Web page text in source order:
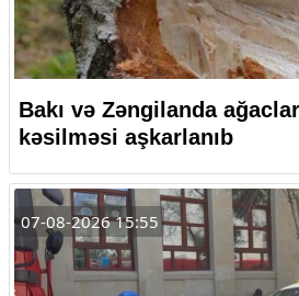
Bakı və Zəngilanda
kəsilməsi aşkarlanıb
07-08-2026 15:55